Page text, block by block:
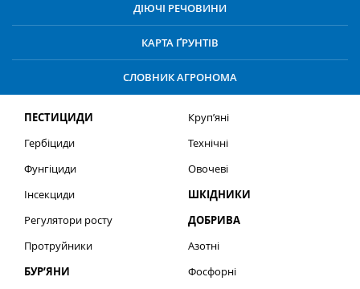
ДІЮЧІ РЕЧОВИНИ
КАРТА ҐРУНТІВ
СЛОВНИК АГРОНОМА
ПЕСТИЦИДИ
Гербіциди
Фунгіциди
Інсекциди
Регулятори росту
Протруйники
БУР’ЯНИ
Круп’яні
Технічні
Овочеві
ШКІДНИКИ
ДОБРИВА
Азотні
Фосфорні